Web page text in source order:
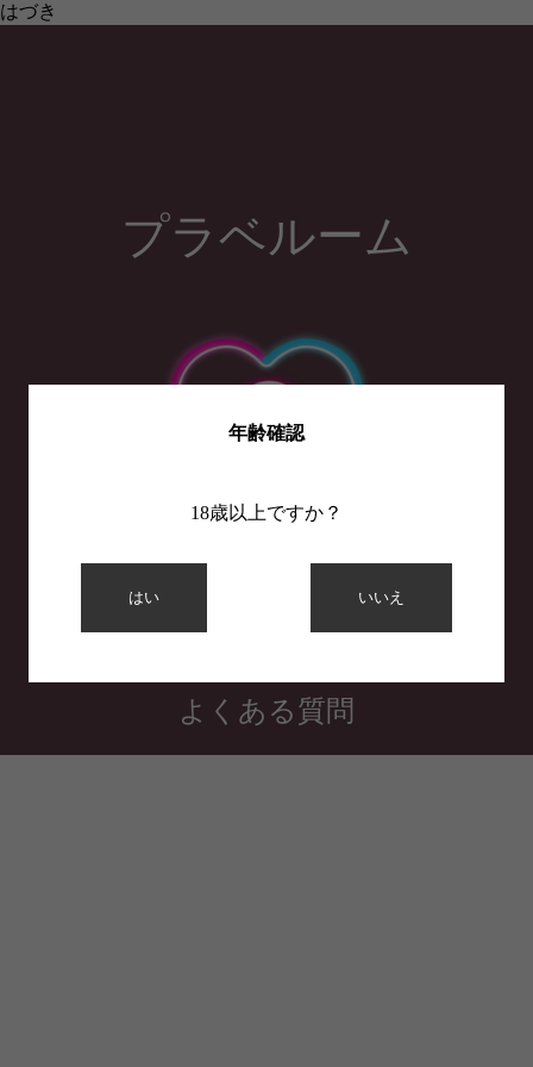
年齢確認
18歳以上ですか？
はい いいえ
はづき
プラベルーム
利用規約
プライバシーポリシー
よくある質問